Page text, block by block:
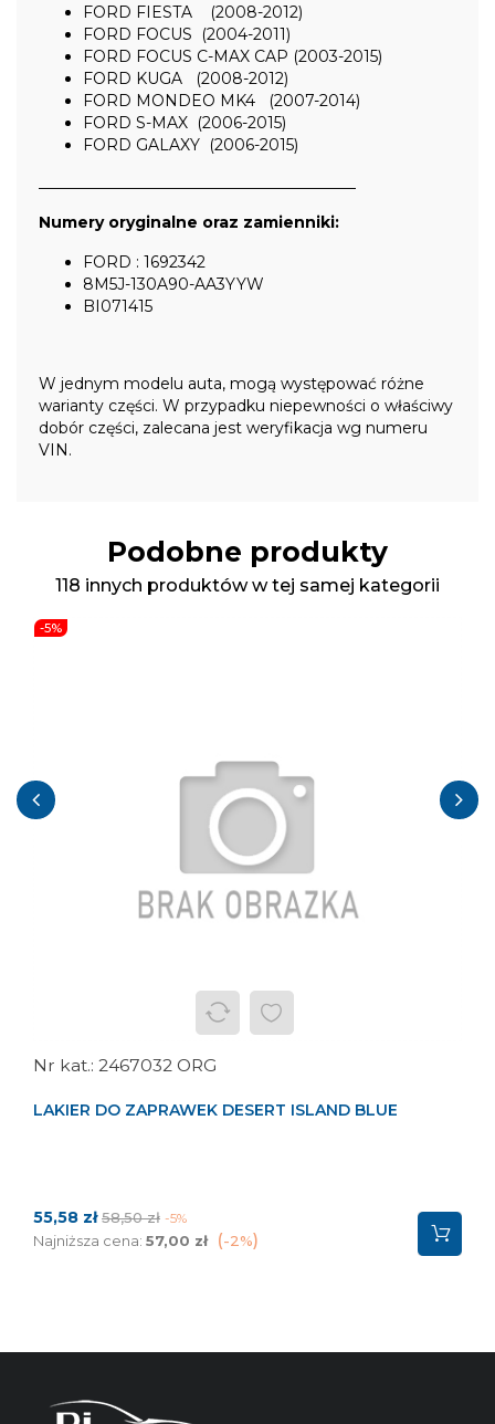
FORD FIESTA (2008-2012)
FORD FOCUS (2004-2011)
FORD FOCUS C-MAX CAP (2003-2015)
FORD KUGA (2008-2012)
FORD MONDEO MK4 (2007-2014)
FORD S-MAX (2006-2015)
FORD GALAXY (2006-2015)
Numery oryginalne oraz zamienniki:
FORD : 1692342
8M5J-130A90-AA3YYW
BI071415
W jednym modelu auta, mogą występować różne
warianty części. W przypadku niepewności o właściwy
dobór części, zalecana jest weryfikacja wg numeru
VIN.
Podobne produkty
118 innych produktów w tej samej kategorii
-5%
2467032 ORG
LAKIER DO ZAPRAWEK DESERT ISLAND BLUE
Cena
55,58 zł Cena
podstawowa
58,50 zł -5%
Najniższa cena: 57,00 zł -2%